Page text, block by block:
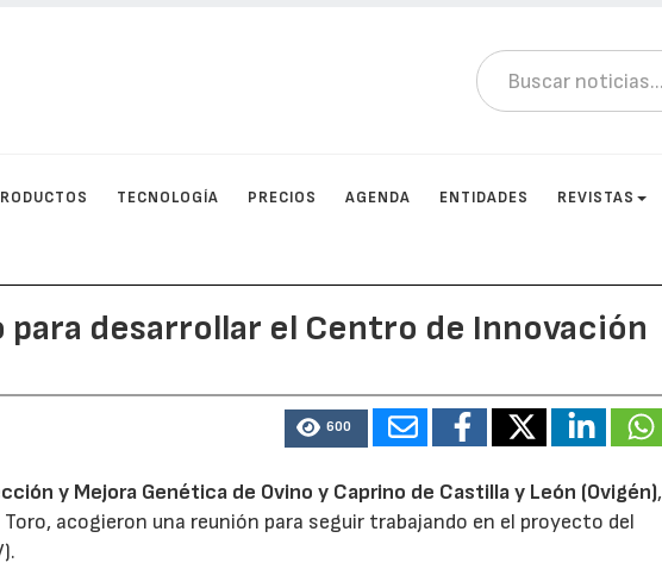
TECNOLOGÍA PRECIOS AGENDA ENTIDADES REVISTAS
desarrollar el Centro de Innovación
600
y Mejora Genética de Ovino y Caprino de Castilla y León (Ovigén),
acogieron una reunión para seguir trabajando en el proyecto del